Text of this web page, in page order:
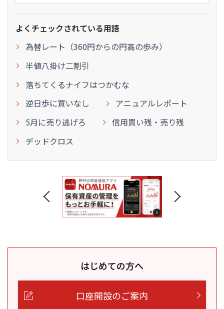
よくチェックされている用語
為替レート（360円からの円高の歩み）
半値八掛け二割引
落ちてくるナイフはつかむな
逆日歩に買いなし
アニュアルレポート
5月に売り逃げろ
信用買い残・売り残
デッドクロス
はじめての方へ
口座開設のご案内